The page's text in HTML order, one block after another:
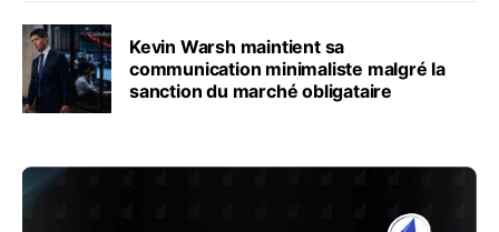
Kevin Warsh maintient sa
communication minimaliste malgré la
sanction du marché obligataire